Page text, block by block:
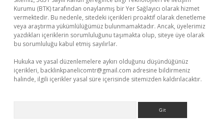
Kurumu (BTK) tarafından onaylanmış bir Yer Sağlayıcı olarak hizmet
vermektedir. Bu nedenle, sitedeki içerikleri proaktif olarak denetleme
veya araştırma yükümlülüğümüz bulunmamaktadır. Ancak, üyelerimiz
yazdıkları içeriklerin sorumluluğunu taşımakta olup, siteye üye olarak
bu sorumluluğu kabul etmiş sayılırlar.
Hukuka ve yasal düzenlemelere aykırı olduğunu düşündüğünüz
içerikleri, backlinkpanelicomtr@gmail.com adresine bildirmeniz
halinde, ilgili içerikler yasal süre içerisinde sitemizden kaldırılacaktır.